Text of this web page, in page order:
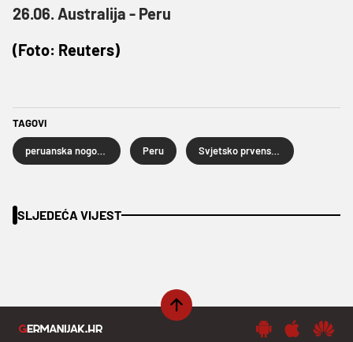
26.06. Australija - Peru
(Foto: Reuters)
TAGOVI
Peru
SLJEDEĆA VIJEST